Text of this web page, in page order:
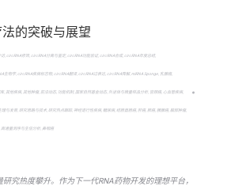
的突破与展望
访 circRNA修饰 circRNA分离与鉴定 circRNA功能验证 circRNA合成 circRNA年度总结
生物学 circRNA疾病标志物,circRNA翻译 circRNA过表达 circRNA降解,miRNA Sponge 乳腺癌
其他疾病 其他肿瘤 前沿动态 功能机制, 国家自然基金动态 外泌体与微量样品分析 宫颈癌 心血管疾病
理与发育 研究思路与技术 研究热点跟踪 神经退行性疾病 糖尿病 结肠直肠癌 肝癌 肺癌 胰腺癌 脑部肿瘤
高通量测序与生信分析 鼻咽癌
研究热度攀升。作为下一代RNA药物开发的理想平台，